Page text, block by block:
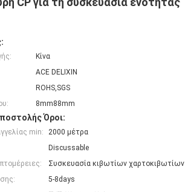
Κίνα
ACE DELIXIN
ROHS,SGS
8mm88mm
Όροι:
min:
2000 μέτρα
Discussable
Συσκευασία κιβωτίων χαρτοκιβωτίων
5-8days